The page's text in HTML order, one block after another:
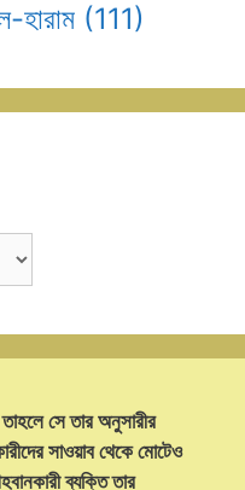
হারাম (111)
সে তার অনুসারীর
সাওয়াব থেকে মোটেও
ব্যক্তি তার